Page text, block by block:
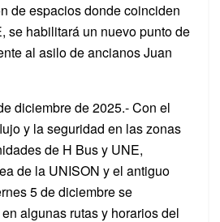
de espacios donde coinciden
se habilitará un nuevo punto de
al asilo de ancianos Juan
diciembre de 2025.- Con el
y la seguridad en las zonas
de H Bus y UNE,
de la UNISON y el antiguo
5 de diciembre se
algunas rutas y horarios del